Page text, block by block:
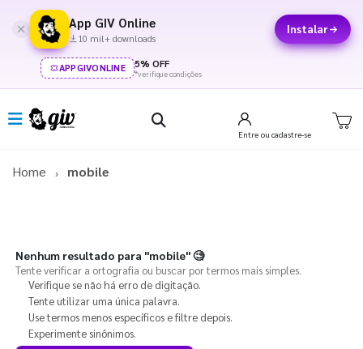
App GIV Online
10 mil+ downloads
Instalar
APPGIVONLINE 5% OFF
*verifique condições
Entre ou cadastre-se
Home mobile
Nenhum resultado para "mobile"🧐
Tente verificar a ortografia ou buscar por termos mais simples.
Verifique se não há erro de digitação.
Tente utilizar uma única palavra.
Use termos menos específicos e filtre depois.
Experimente sinônimos.